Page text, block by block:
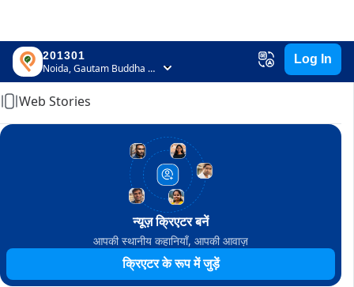
201301
Noida, Gautam Buddha Nagar, Uttar Pradesh
Log In
Home
Web Stories
न्यूज़ क्रिएटर बनें
आपकी स्थानीय कहानियाँ, आपकी आवाज़
क्रिएटर के रूप में जुड़ें